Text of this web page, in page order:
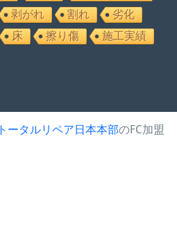
剥がれ 割れ
劣化
床 擦り傷
施工実績
トータルリペア日本本部のFC加盟